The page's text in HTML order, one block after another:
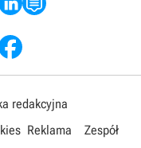
redakcyjna
Reklama Zespół